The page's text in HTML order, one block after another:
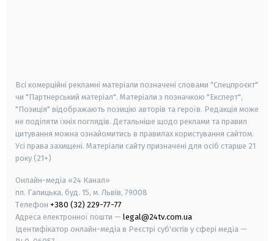
Всі комерційні рекламні матеріали позначені словами "Спецпроєкт"
чи "Партнерський матеріал". Матеріали з позначкою "Експерт",
"Позиція" відображають позицію авторів та героїв. Редакція може
не поділяти їхніх поглядів. Детальніше щодо реклами та правил
цитування можна ознайомитись в правилах користування сайтом.
Усі права захищені. Матеріали сайту призначені для осіб старше 21
року (21+)
Онлайн-медіа «24 Канал»
пл. Галицька, буд. 15, м. Львів, 79008
Телефон +380 (32) 229-77-77
Адреса електронної пошти — legal@24tv.com.ua
Ідентифікатор онлайн-медіа в Реєстрі суб'єктів у сфері медіа —